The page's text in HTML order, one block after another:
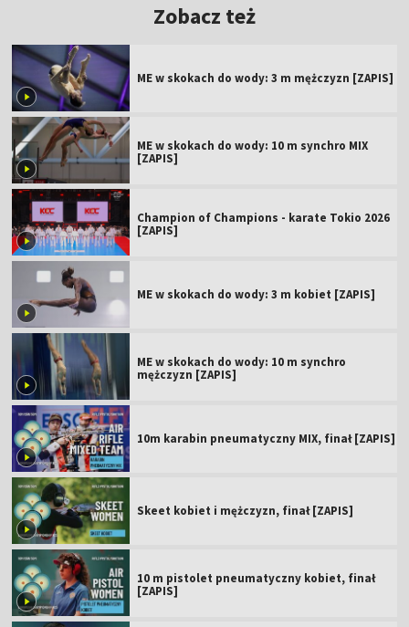
Zobacz też
ME w skokach do wody: 3 m mężczyzn [ZAPIS]
ME w skokach do wody: 10 m synchro MIX
[ZAPIS]
Champion of Champions - karate Tokio 2026
[ZAPIS]
ME w skokach do wody: 3 m kobiet [ZAPIS]
ME w skokach do wody: 10 m synchro
mężczyzn [ZAPIS]
10m karabin pneumatyczny MIX, finał [ZAPIS]
Skeet kobiet i mężczyzn, finał [ZAPIS]
10 m pistolet pneumatyczny kobiet, finał
[ZAPIS]